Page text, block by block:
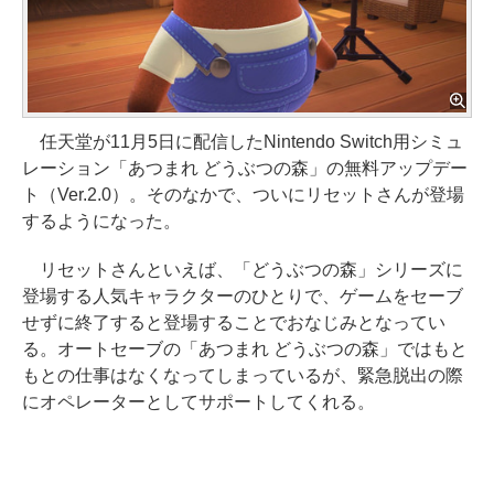
任天堂が11月5日に配信したNintendo Switch用シミュ
レーション「あつまれ どうぶつの森」の無料アップデー
ト（Ver.2.0）。そのなかで、ついにリセットさんが登場
するようになった。
リセットさんといえば、「どうぶつの森」シリーズに
登場する人気キャラクターのひとりで、ゲームをセーブ
せずに終了すると登場することでおなじみとなってい
る。オートセーブの「あつまれ どうぶつの森」ではもと
もとの仕事はなくなってしまっているが、緊急脱出の際
にオペレーターとしてサポートしてくれる。